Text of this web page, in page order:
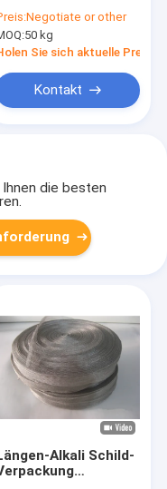
Draht Mesh
Negotiate or other
50 kg
Sie sich aktuelle Preis
Kontakt
die besten
Alkali Schild-